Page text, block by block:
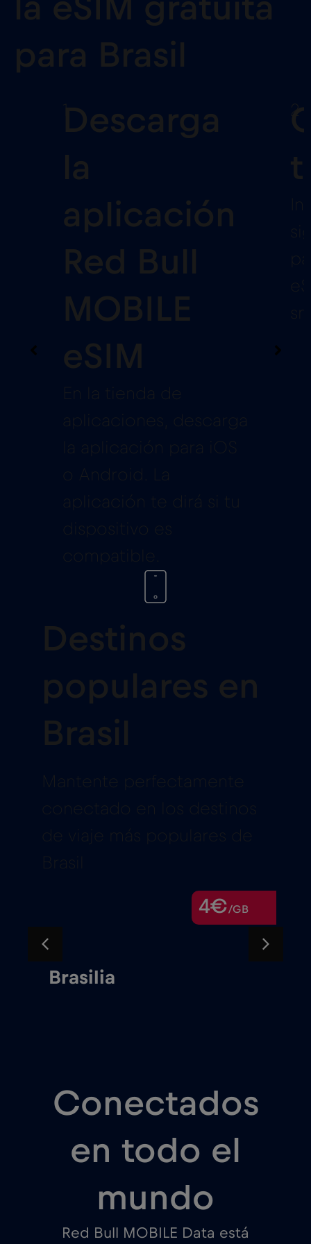
la eSIM gratuita
para Brasil
1Descarga
la
aplicación
Red Bull
MOBILE
eSIM
En la tienda de
aplicaciones, descarga
la aplicación para iOS
o Android. La
aplicación te dirá si tu
dispositivo es
compatible.
2
Destinos
populares en
Brasil
Mantente perfectamente
conectado en los destinos
de viaje más populares de
Brasil
4€/GB
Brasilia
Conectados
en todo el
mundo
Red Bull MOBILE Data está